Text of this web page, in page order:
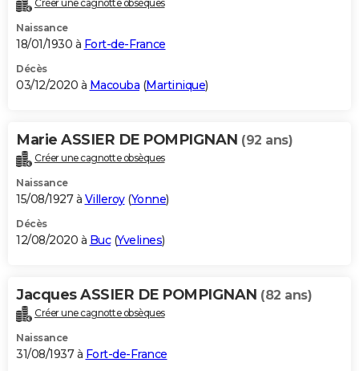
Créer une cagnotte obsèques
Naissance
18/01/1930 à Fort-de-France
Décès
03/12/2020 à Macouba (Martinique)
Marie ASSIER DE POMPIGNAN (92 ans)
Créer une cagnotte obsèques
Naissance
15/08/1927 à Villeroy(Yonne)
Décès
12/08/2020 à Buc(Yvelines)
Jacques ASSIER DE POMPIGNAN (82 ans)
Créer une cagnotte obsèques
Naissance
31/08/1937 à Fort-de-France